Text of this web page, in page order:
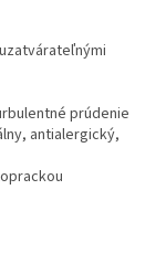
prúdenie
antialergický,